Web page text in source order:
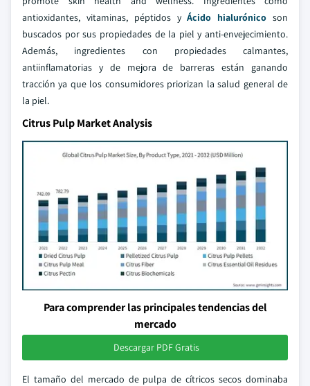
antioxidantes, vitaminas, péptidos yÁcido hialurónico son
buscados por sus propiedades de la piel y anti-envejecimiento.
Además, ingredientes con propiedades calmantes,
antiinflamatorias y de mejora de barreras están ganando
tracción ya que los consumidores priorizan la salud general de
la piel.
Citrus Pulp Market Analysis
Para comprender las principales tendencias del
mercado
Descargar PDF Gratis
El tamaño del mercado de pulpa de cítricos secos dominaba